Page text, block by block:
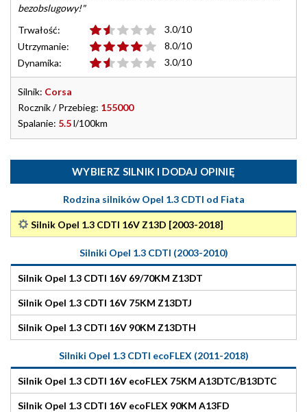
bezobslugowy!"
Trwałość:
3.0/10
Utrzymanie:
8.0/10
Dynamika:
3.0/10
Silnik: Corsa
Rocznik / Przebieg: 155000
Spalanie: 5.5l/100km
WYBIERZ SILNIK I DODAJ OPINIĘ
Rodzina silników Opel 1.3 CDTI od Fiata
Silnik Opel 1.3 CDTI 16V Z13D [2003-2018]
Silniki Opel 1.3 CDTI (2003-2010)
Silnik Opel 1.3 CDTI 16V 69/70KM Z13DT
Silnik Opel 1.3 CDTI 16V 75KM Z13DTJ
Silnik Opel 1.3 CDTI 16V 90KM Z13DTH
Silniki Opel 1.3 CDTI ecoFLEX (2011-2018)
Silnik Opel 1.3 CDTI 16V ecoFLEX 75KM A13DTC/B13DTC
Silnik Opel 1.3 CDTI 16V ecoFLEX 90KM A13FD